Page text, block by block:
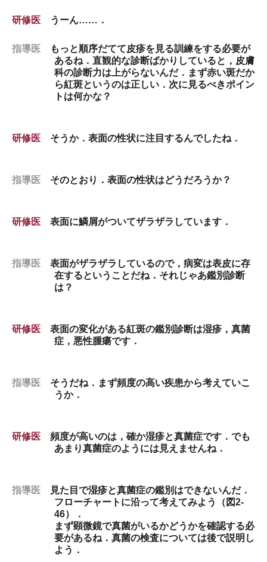
研修医 うーん……．
指導医
もっと順序だてて皮疹を見る訓練をする必要が
あるね．直観的な診断ばかりしていると，皮膚
科の診断力は上がらないんだ．まず赤い斑だか
ら紅斑というのは正しい．次に見るべきポイン
トは何かな？
研修医 そうか．表面の性状に注目するんでしたね．
指導医 そのとおり．表面の性状はどうだろうか？
研修医 表面に鱗屑がついてザラザラしています．
指導医 表面がザラザラしているので，病変は表皮に存
在するということだね．それじゃあ鑑別診断
は？
研修医 表面の変化がある紅斑の鑑別診断は湿疹，真菌
症，悪性腫瘍です．
指導医 そうだね．まず頻度の高い疾患から考えていこ
うか．
研修医 頻度が高いのは，確か湿疹と真菌症です．でも
あまり真菌症のようには見えませんね．
指導医
見た目で湿疹と真菌症の鑑別はできないんだ．
フローチャートに沿って考えてみよう（図2-
46）．
まず顕微鏡で真菌がいるかどうかを確認する必
要があるね．真菌の検査については後で説明し
よう．